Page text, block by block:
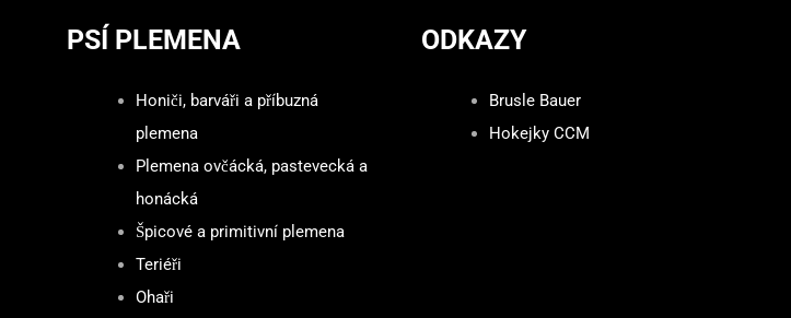
PSÍ PLEMENA
Honiči, barváři a příbuzná
plemena
Plemena ovčácká, pastevecká a
honácká
Špicové a primitivní plemena
Teriéři
Ohaři
ODKAZY
Brusle Bauer
Hokejky CCM